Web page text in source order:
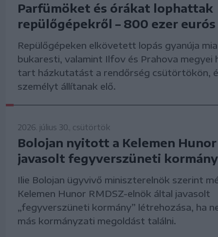
Parfümöket és órákat lophattak
repülőgépekről – 800 ezer eurós
Repülőgépeken elkövetett lopás gyanúja
bukaresti, valamint Ilfov és Prahova megyei
tart házkutatást a rendőrség csütörtökön,
személyt állítanak elő.
2026. július 30., csütörtök
Bolojan nyitott a Kelemen
javasolt fegyverszüneti
Ilie Bolojan ügyvivő miniszterelnök szerint
Kelemen Hunor RMDSZ-elnök által javasolt
„fegyverszüneti kormány” létrehozása, ha
más kormányzati megoldást találni.